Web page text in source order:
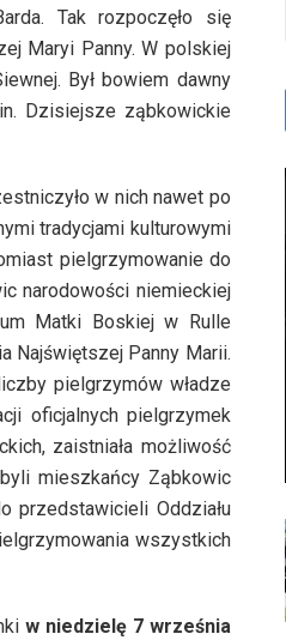
Tak rozpoczęło się
Maryi Panny. W polskiej
Był bowiem dawny
Dzisiejsze ząbkowickie
w nich nawet po
tradycjami kulturowymi
pielgrzymowanie do
narodowości niemieckiej
Matki Boskiej w Rulle
Najświętszej Panny Marii.
pielgrzymów władze
oficjalnych pielgrzymek
zaistniała możliwość
mieszkańcy Ząbkowic
przedstawicieli Oddziału
wszystkich
w niedzielę 7 września